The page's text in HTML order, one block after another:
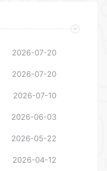
2026-07-20
2026-07-20
2026-07-10
2026-06-03
2026-05-22
2026-04-12